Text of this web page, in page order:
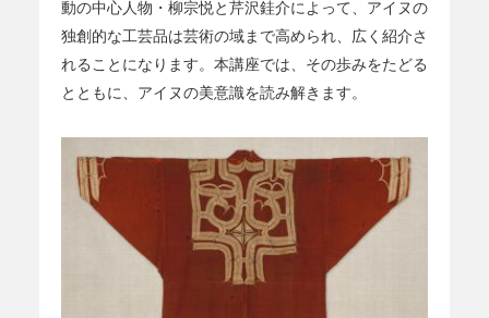
動の中心人物・柳宗悦と芹沢銈介によって、アイヌの
独創的な工芸品は芸術の域まで高められ、広く紹介さ
れることになります。本講座では、その歩みをたどる
とともに、アイヌの美意識を読み解きます。